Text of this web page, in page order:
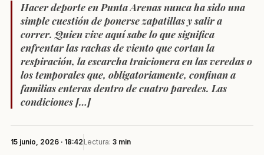
Hacer deporte en Punta Arenas nunca ha sido una
simple cuestión de ponerse zapatillas y salir a
correr. Quien vive aquí sabe lo que significa
enfrentar las rachas de viento que cortan la
respiración, la escarcha traicionera en las veredas o
los temporales que, obligatoriamente, confinan a
familias enteras dentro de cuatro paredes. Las
condiciones […]
15 junio, 2026 · 18:42 Lectura: 3 min